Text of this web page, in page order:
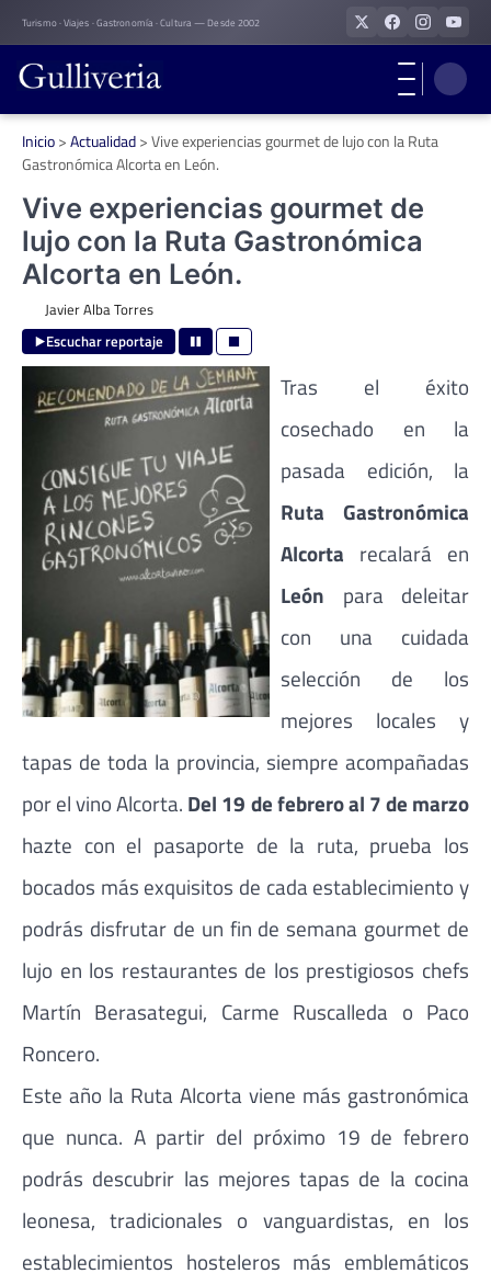
Skip
to
content
Turismo · Viajes · Gastronomía · Cultura — Desde 2002
Inicio>Actualidad>Vive experiencias gourmet de lujo con la Ruta
Gastronómica Alcorta en León.
Vive experiencias gourmet de
lujo con la Ruta Gastronómica
Alcorta en León.
Javier Alba Torres
Escuchar reportaje
Tras el éxito
cosechado en la
pasada edición, la
Ruta Gastronómica
Alcorta recalará en
León para deleitar
con una cuidada
selección de los
mejores locales y
tapas de toda la provincia, siempre acompañadas
por el vino Alcorta. Del 19 de febrero al 7 de marzo
hazte con el pasaporte de la ruta, prueba los
bocados más exquisitos de cada establecimiento y
podrás disfrutar de un fin de semana gourmet de
lujo en los restaurantes de los prestigiosos chefs
Martín Berasategui, Carme Ruscalleda o Paco
Roncero.
Este año la Ruta Alcorta viene más gastronómica
que nunca. A partir del próximo 19 de febrero
podrás descubrir las mejores tapas de la cocina
leonesa, tradicionales o vanguardistas, en los
establecimientos hosteleros más emblemáticos